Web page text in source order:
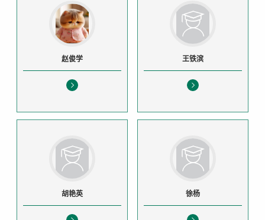
赵俊学 王铁滨
胡艳英 徐杨